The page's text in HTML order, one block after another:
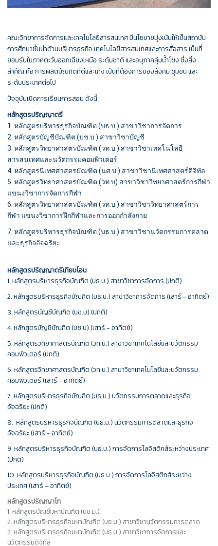
คณะวิทยาการจัดการและเทคโนโลยีสารสนเทศ มีนโยบายมุ่งเน้นให้เป็นสถาบัน
การศึกษาชั้นนำด้านบริหารธุรกิจ เทคโนโลยีสารสนเทศและการสื่อสาร เป็นที่
ยอมรับในภาคตะวันออกเฉียงเหนือ ระดับชาติ และอนุภาคลุ่มน้ำโขง ซึ่งสิ่ง
สำคัญ คือ การผลิตบัณฑิตที่ดีและเก่ง เป็นที่ต้องการของสังคม ชุมชน และ
ระดับประเทศต่อไป
ปัจจุบันเปิดการเรียนการสอน ดังนี้
หลักสูตรปริญญาตรี
1. หลักสูตรบริหารธุรกิจบัณฑิต (บธ.บ.) สาขาวิชาการจัดการ
2. หลักสูตรบัญชีบัณฑิต (บช.บ.) สาขาวิชาบัญชี
3. หลักสูตรวิทยาศาสตรบัณฑิต (วท.บ.) สาขาวิชาเทคโนโลยี
สารสนเทศและนวัตกรรมคอมพิวเตอร์
4. หลักสูตรนิเทศศาสตรบัณฑิต (นศ.บ.) สาขาวิชานิเทศศาสตร์ดิจิทัล
5. หลักสูตรวิทยาศาสตรบัณฑิต (วท.บ) สาขาวิชาวิทยาศาสตร์การกีฬา
แขนงวิชาการจัดการกีฬา
6. หลักสูตรวิทยาศาสตรบัณฑิต (วท.บ.) สาขาวิชาวิทยาศาสตร์การ
กีฬา แขนงวิชาการฝึกกีฬาและการออกกำลังกาย
7. หลักสูตรบริหารธุรกิจบัณฑิต (บธ.บ.) สาขาวิชานวัตกรรมการตลาด
และธุรกิจอัจฉริยะ
หลักสูตรปริญญาตรีเทียบโอน
1. หลักสูตรบริหารธุรกิจบัณฑิต (บธ.บ.) สาขาวิชาการจัดการ (ปกติ)
2. หลักสูตรบริหารธุรกิจบัณฑิต (บธ.บ.) สาขาวิชาการจัดการ (เสาร์ - อาทิตย์)
3. หลักสูตรบัญชีบัณฑิต (บช.บ) (ปกติ)
4. หลักสูตรบัญชีบัณฑิต (บช.บ) (เสาร์ - อาทิตย์)
5. หลักสูตรวิทยาศาสตรบัณฑิต (วท.บ.) สาขาวิชาเทคโนโลยีและนวัตกรรม
คอมพิวเตอร์ (ปกติ)
6. หลักสูตรวิทยาศาสตรบัณฑิต (วท.บ.) สาขาวิชาเทคโนโลยีและนวัตกรรม
คอมพิวเตอร์ (เสาร์ - อาทิตย์)
7. หลักสูตรบริหารธุรกิจบัณฑิต (บธ.บ.) นวัตกรรมการตลาดและธุรกิจ
อัจฉริยะ (ปกติ)
8. หลักสูตรบริหารธุรกิจบัณฑิต (บธ.บ.) นวัตกรรมการตลาดและธุรกิจ
อัจฉริยะ (เสาร์ - อาทิตย์)
9. หลักสูตรบริหารธุรกิจบัณฑิต (บธ.บ.) การจัดการโลจิสติกส์ระหว่างประเทศ
(ปกติ)
10. หลักสูตรบริหารธุรกิจบัณฑิต (บธ.บ.) การจัดการโลจิสติกส์ระหว่าง
ประเทศ (เสาร์ – อาทิตย์)
หลักสูตรปริญญาโท
1. หลักสูตรบัญชีมหาบัณฑิต (บช.ม.)
2. หลักสูตรบริหารธุรกิจมหาบัณฑิต (บธ.ม.) สาขาวิชานวัตกรรมการตลาด
2. หลักสูตรบริหารธุรกิจมหาบัณฑิต (บธ.ม.) สาขาวิชาการจัดการและ
นวัตกรรมดิจิทัล